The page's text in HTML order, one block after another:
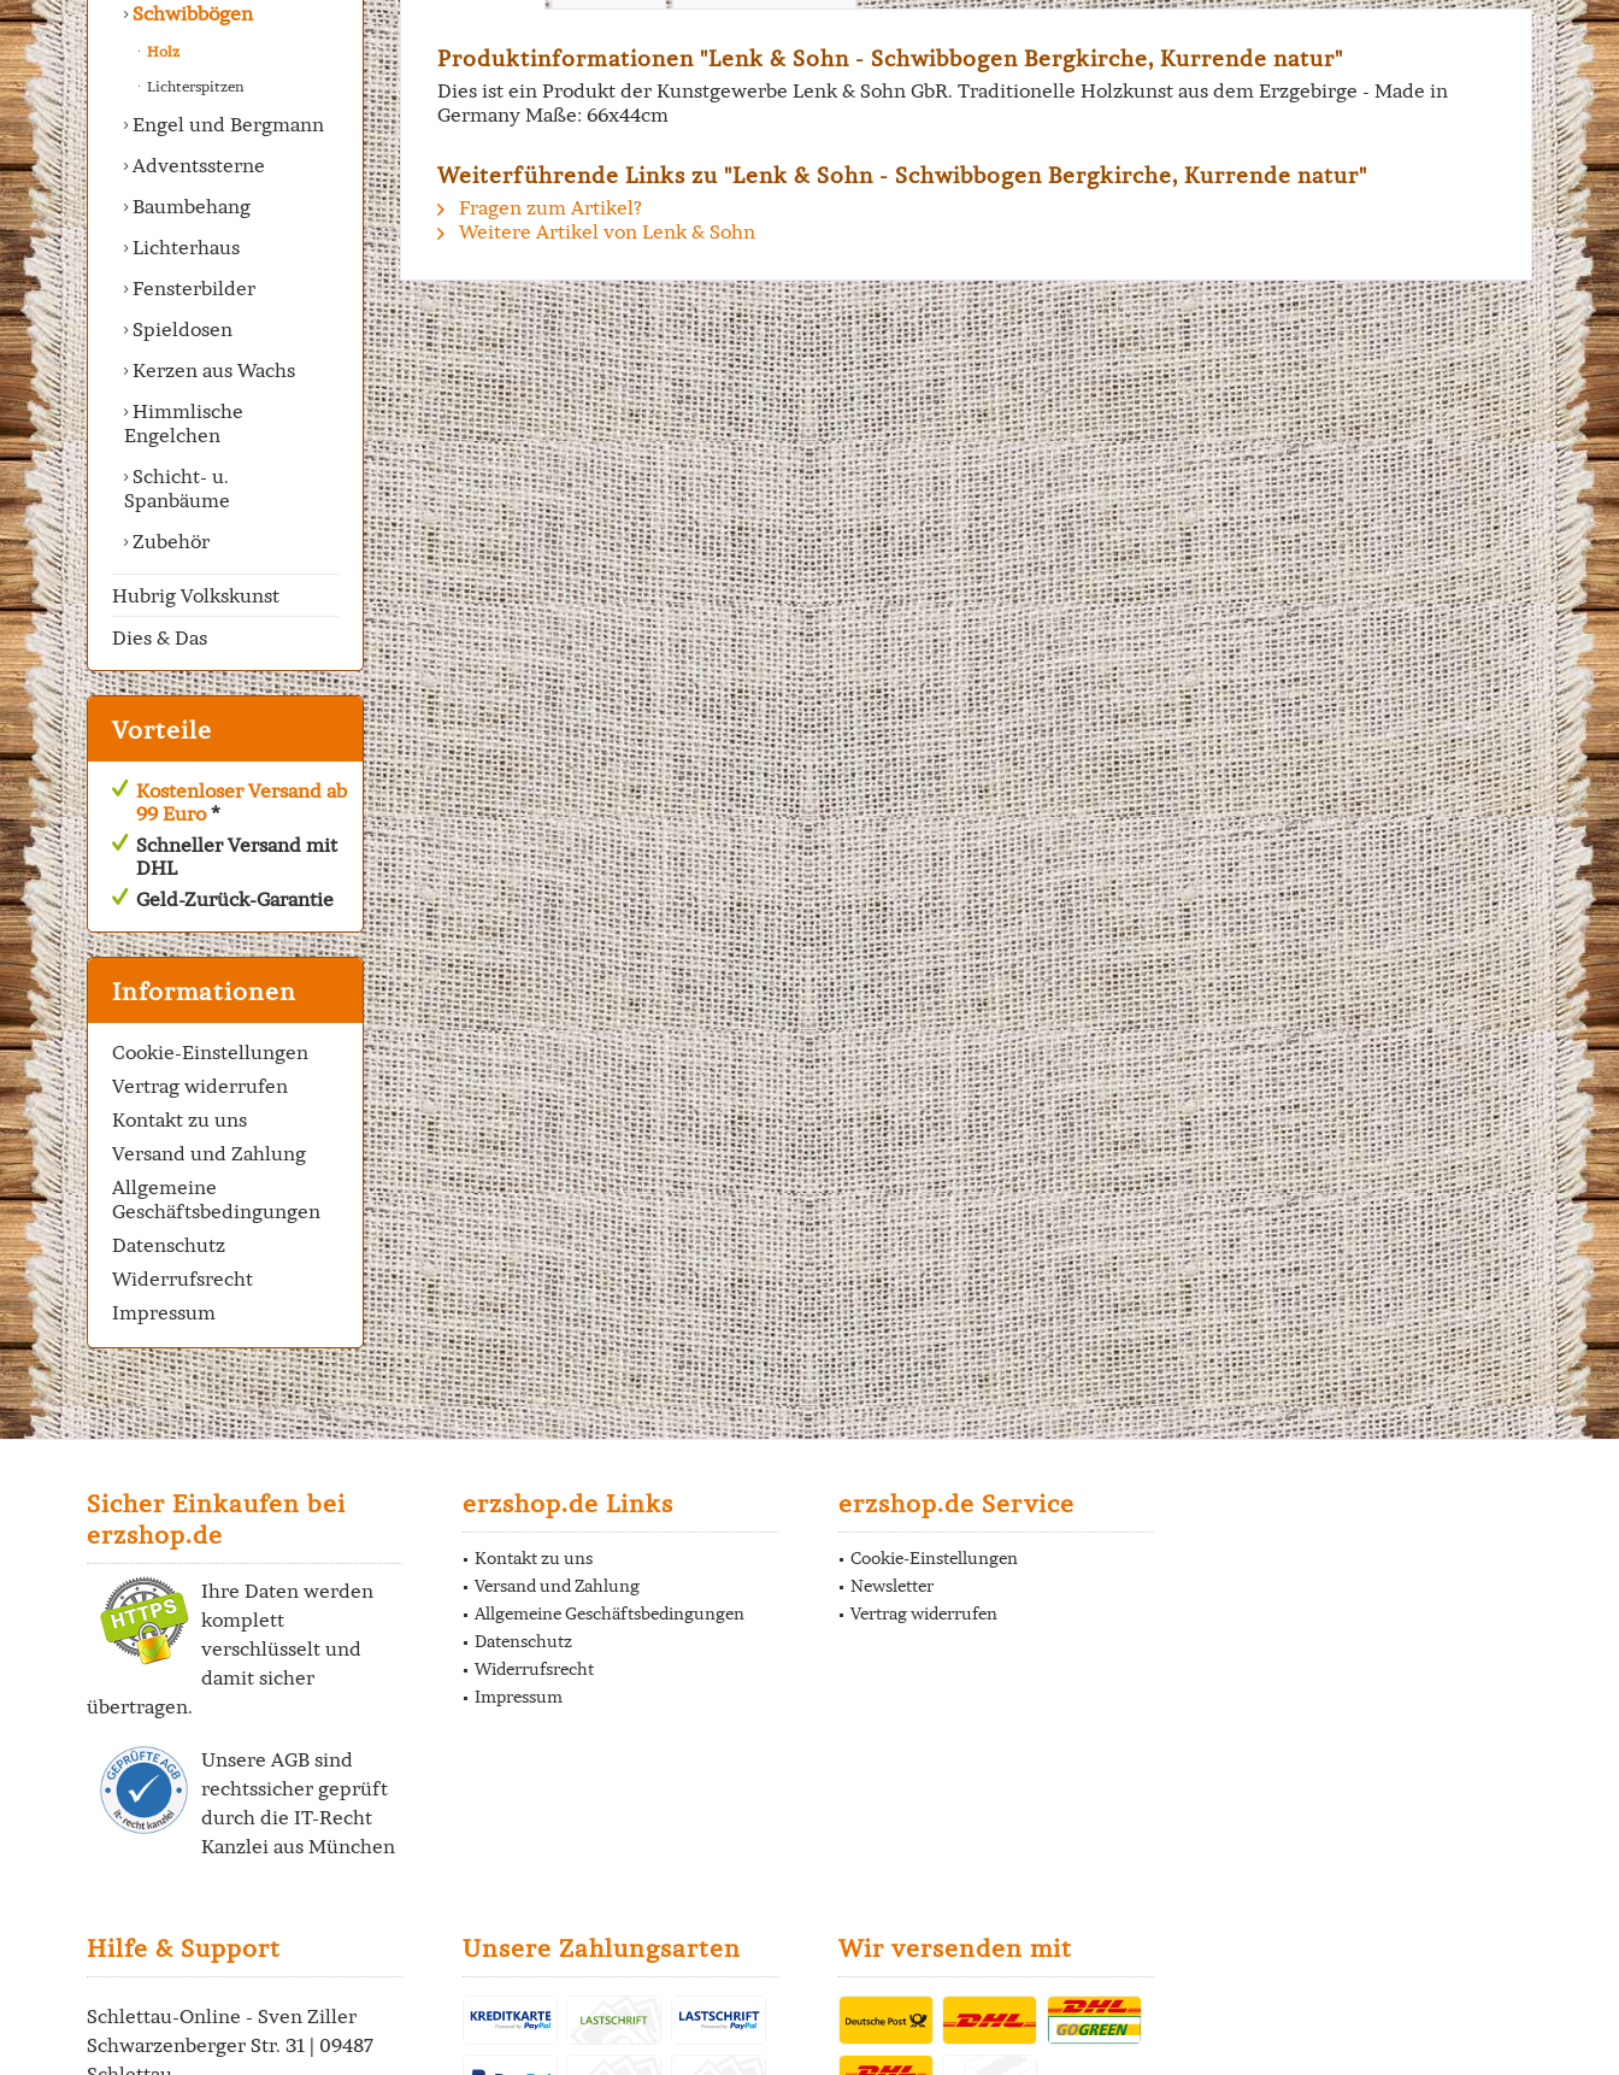
Schwibbögen
Holz
Lichterspitzen
Engel und Bergmann
Adventssterne
Baumbehang
Lichterhaus
Fensterbilder
Spieldosen
Kerzen aus Wachs
Himmlische
Engelchen
Schicht- u.
Spanbäume
Zubehör
Hubrig Volkskunst
Dies & Das
Vorteile
Kostenloser Versand ab
99 Euro*
Schneller Versand mit
DHL
Geld-Zurück-Garantie
Informationen
Cookie-Einstellungen
Vertrag widerrufen
Kontakt zu uns
Versand und Zahlung
Allgemeine
Geschäftsbedingungen
Datenschutz
Widerrufsrecht
Impressum
Produktinformationen "Lenk & Sohn - Schwibbogen Bergkirche, Kurrende natur"
Dies ist ein Produkt der Kunstgewerbe Lenk & Sohn GbR. Traditionelle Holzkunst aus dem Erzgebirge - Made in
Germany Maße: 66x44cm
Weiterführende Links zu "Lenk & Sohn - Schwibbogen Bergkirche, Kurrende natur"
Fragen zum Artikel?
Weitere Artikel von Lenk & Sohn
Sicher Einkaufen bei
erzshop.de
Ihre Daten werden
komplett
verschlüsselt und
damit sicher
übertragen.
Unsere AGB sind
rechtssicher geprüft
durch die IT-Recht
Kanzlei aus München
erzshop.de Links
Kontakt zu uns
Versand und Zahlung
Allgemeine Geschäftsbedingungen
Datenschutz
Widerrufsrecht
Impressum
erzshop.de Service
Cookie-Einstellungen
Newsletter
Vertrag widerrufen
Hilfe & Support
Schlettau-Online - Sven Ziller
Schwarzenberger Str. 31 | 09487
Unsere Zahlungsarten Wir versenden mit